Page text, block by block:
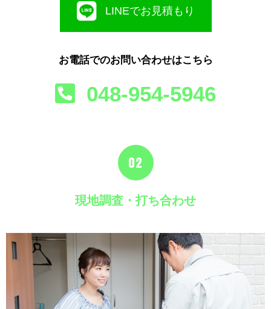
LINEでお見積もり
お電話でのお問い合わせはこちら
048-954-5946
02
現地調査・打ち合わせ